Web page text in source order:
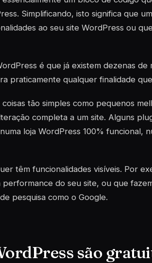
Simplificando, isto significa que um
ao seu site WordPress ou
é que já existem dezenas de
praticamente qualquer finalidade
tão simples como pequenos
completa a um site. Alguns
loja WordPress 100% funcional,
têm funcionalidades visíveis. Por
performance do seu site, ou que
pesquisa como o Google.
são